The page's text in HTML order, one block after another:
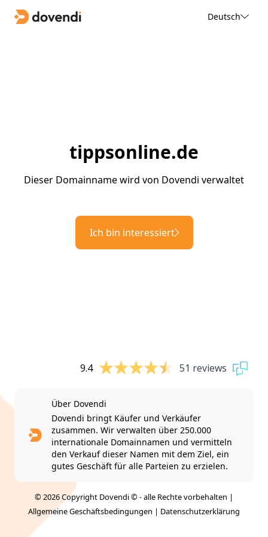
Deutsch
tippsonline.de
Dieser Domainname wird von Dovendi verwaltet
Ich bin interessiert
9.4 51 reviews
Über Dovendi
Dovendi bringt Käufer und Verkäufer
zusammen. Wir verwalten über 250.000
internationale Domainnamen und vermitteln
den Verkauf dieser Namen mit dem Ziel, ein
gutes Geschäft für alle Parteien zu erzielen.
© 2026 Copyright Dovendi © - alle Rechte vorbehalten |
Allgemeine Geschäftsbedingungen | Datenschutzerklärung